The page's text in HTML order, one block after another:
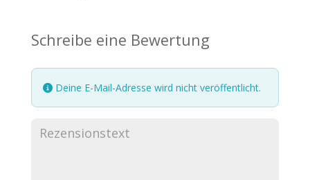
Schreibe eine Bewertung
Deine E-Mail-Adresse wird nicht veröffentlicht.